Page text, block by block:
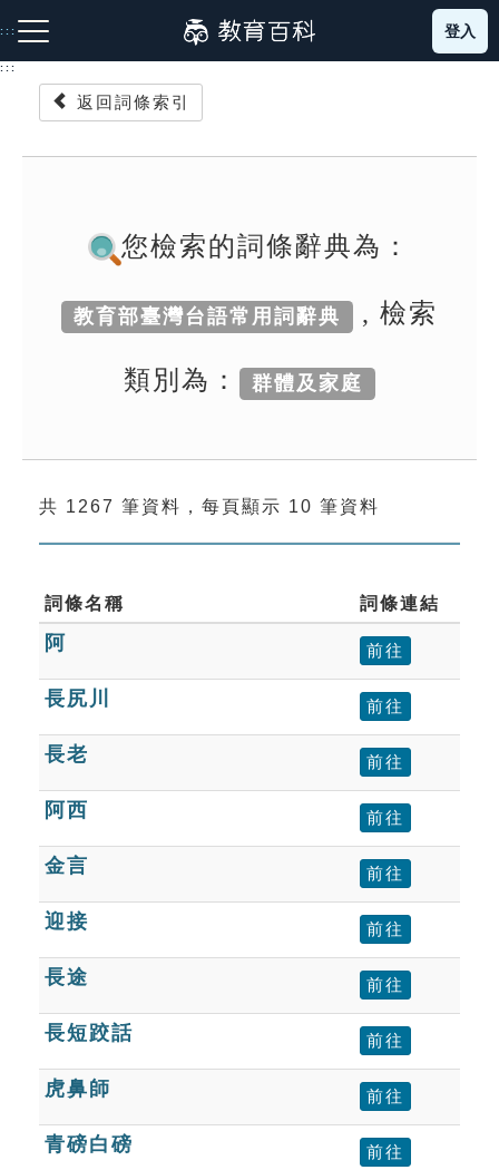
到
主
:::
生字詞彙表
成語故事
索引選單
單字索引
生命大百科索引
遊戲專區
教學應用
貓頭鷹博士
登入
:::
返回詞條索引
您檢索的詞條辭典為：
教育部臺灣台語常用詞辭典 , 檢索
類別為： 群體及家庭
共 1267 筆資料，每頁顯示 10 筆資料
詞條名稱 詞條連結
阿 前往
長尻川 前往
長老 前往
阿西 前往
金言 前往
迎接 前往
長途 前往
長短跤話 前往
虎鼻師 前往
青磅白磅 前往